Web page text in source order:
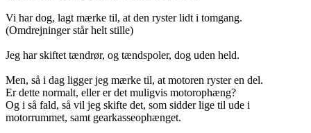
Vi har dog, lagt mærke til, at den ryster lidt i tomgang.
(Omdrejninger står helt stille)
Jeg har skiftet tændrør, og tændspoler, dog uden held.
Men, så i dag ligger jeg mærke til, at motoren ryster en del.
Er dette normalt, eller er det muligvis motorophæng?
Og i så fald, så vil jeg skifte det, som sidder lige til ude i
motorrummet, samt gearkasseophænget.